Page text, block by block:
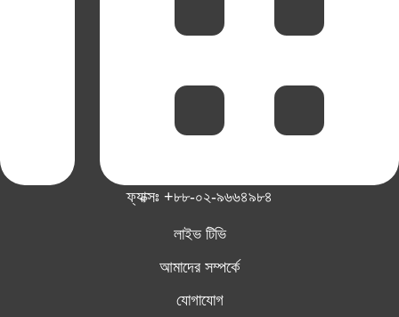
ফ্যাক্সঃ +৮৮-০২-৯৬৬৪৯৮৪
লাইভ টিভি
আমাদের সম্পর্কে
যোগাযোগ